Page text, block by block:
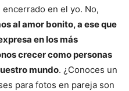
en el yo. No,
al amor bonito, a ese que
en los más
crecer como personas
mundo. ¿Conoces un
para fotos en pareja son